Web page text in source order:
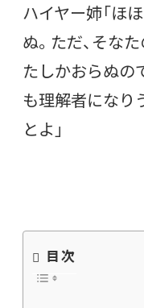
ハイヤー姉「ほ
ぬ。ただ、そな
たしかおらぬの
も理解者になり
とよ」
目次